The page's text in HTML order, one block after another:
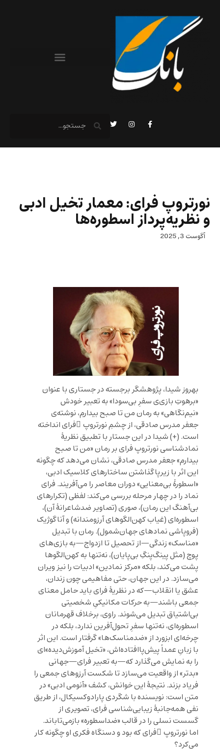
نورتروپ فرای: معمار تخیل ادبی
و نظریه‌پرداز اسطوره‌ها
آگوست 3, 2025
بهروز شیدا، پژوهشگر برجسته در جستاری با عنوان
«برهوتِ بازی‌ی سفرِ بی‌سودا» به تعبیر خودش
«نیم‌نگاهی» به رمان من تا صبح بیدارمِ، نوشته‌ی
جعفر مدرس صادقی، از چشمِ نورتروپ ِفرای انداخته
است. (+)شیدا در این جستار با تطبیق نظریهٔ
نمادشناسی نورتروپ فرای بر رمان «من تا صبح
بیدارم» جعفر مدرس صادقی، نشان می‌دهد که چگونه
این اثر با زیرپاگذاشتن ساختارهای کلاسیک ادبی،
«اسطورهٔ بی‌معنایی» دوران معاصر را می‌آفریند. فرای
نماد را در چهار مرحله بررسی می‌کند: لفظی (تکرارهای
بی‌آهنگ این رمان)، صوری (تصاویر ضدشاعرانهٔ آن)،
اسطوره‌ای (غیاب کهن‌الگوهای آرزومندانه) و آناگوژیک
(فروپاشی نمادهای جهان‌شمول). رمان با تبدیل
«مناسک» زندگی—از تحصیل تا ازدواج—به بازی‌های
پوچ (مثل پینگ‌پنگِ بی‌پایان)، نه‌تنها به کهن‌الگوها
پشت می‌کند، بلکه «مرکز نمادین» ادبیات را نیز ویران
می‌سازد. در این جهان، حتی مفاهیمی چون زندان،
عشق یا انقلاب—که در نظریهٔ فرای باید حامل معنای
جمعی باشند—به حرکات مکانیکیِ شخصیتی
بی‌اشتیاق تبدیل می‌شوند. راوی، برخلاف قهرمانان
اسطوره‌ای، نه‌تنها سفرِ تحول‌آفرین ندارد، بلکه در
چرخه‌ای ابزورد از «ضدمناسک‌ها» گرفتار است. این اثر
با زبانِ عمداً پیش‌پاافتاده‌اش، «تخیل آموزش‌دیده»‌ای
را به نمایش می‌گذارد که—به تعبیر فرای—جهانی
«بدتر» از واقعیت می‌سازد تا شکست آرزوهای جمعی را
فریاد بزند. نتیجهٔ این خوانش، کشف «آنومی ادبی» در
متن است: نویسنده با شگردی پارادوکسیکال، از طریق
نفی همه‌جانبهٔ زیبایی‌شناسی فرای، تصویری از
گسست نسلی را در قالب «ضداسطوره» بازمی‌تاباند.
اما نورتروپ ِفرای که بود و دسنگاه فکری او چگونه کار
می‌کرد؟